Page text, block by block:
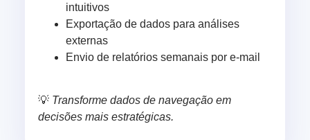
intuitivos
Exportação de dados para análises
externas
Envio de relatórios semanais por e-mail
💡 Transforme dados de navegação em
decisões mais estratégicas.